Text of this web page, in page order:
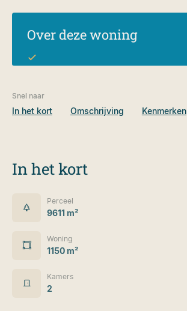
Over deze woning
Snel naar
In het kort Omschrijving Kenmerken
In het kort
Perceel
9611 m²
Woning
1150 m²
Kamers
2